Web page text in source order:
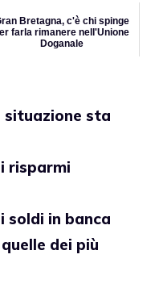
Bretagna, c'è chi spinge
farla rimanere nell'Unione
Doganale
situazione sta
risparmi
soldi in banca
dei più